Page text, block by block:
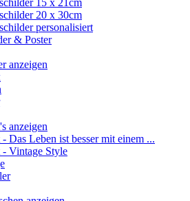
20 x 30cm
personalisiert
& Poster
anzeigen
anzeigen
Das Leben ist besser mit einem ...
- Vintage Style